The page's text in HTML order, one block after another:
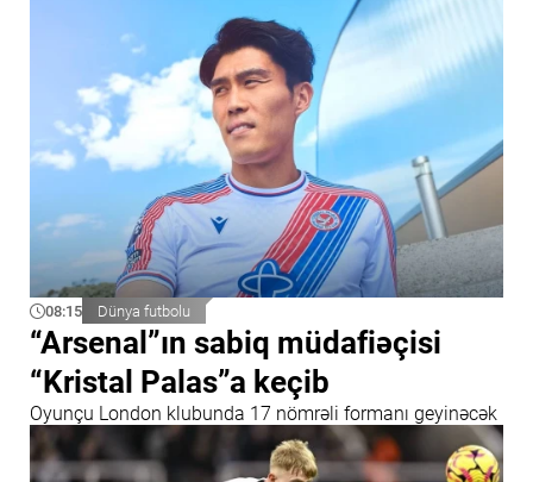
08:15 Dünya futbolu
“Arsenal”ın sabiq müdafiəçisi
“Kristal Palas”a keçib
Oyunçu London klubunda 17 nömrəli formanı geyinəcək